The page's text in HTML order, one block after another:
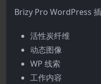
Brizy Pro WordPress
活性炭纤维
动态图像
WP 线索
工作内容